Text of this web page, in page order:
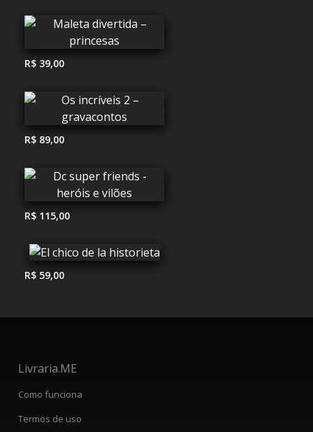
R$ 39,00
R$ 89,00
R$ 115,00
R$ 59,00
Livraria.ME
Como funciona
Termos de uso